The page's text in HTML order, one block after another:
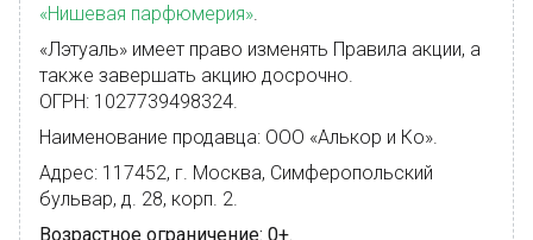
«Нишевая парфюмерия»
«Лэтуаль» имеет право изменять Правила акции, а
также завершать акцию досрочно.
ОГРН: 1027739498324.
Наименование продавца: ООО «Алькор и Ко».
Адрес: 117452, г. Москва, Симферопольский
бульвар, д. 28, корп. 2.
Возрастное ограничение: 0+.